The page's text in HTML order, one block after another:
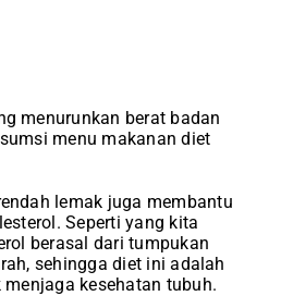
menurunkan berat badan
menu makanan diet
lemak juga membantu
Seperti yang kita
berasal dari tumpukan
sehingga diet ini adalah
kesehatan tubuh.